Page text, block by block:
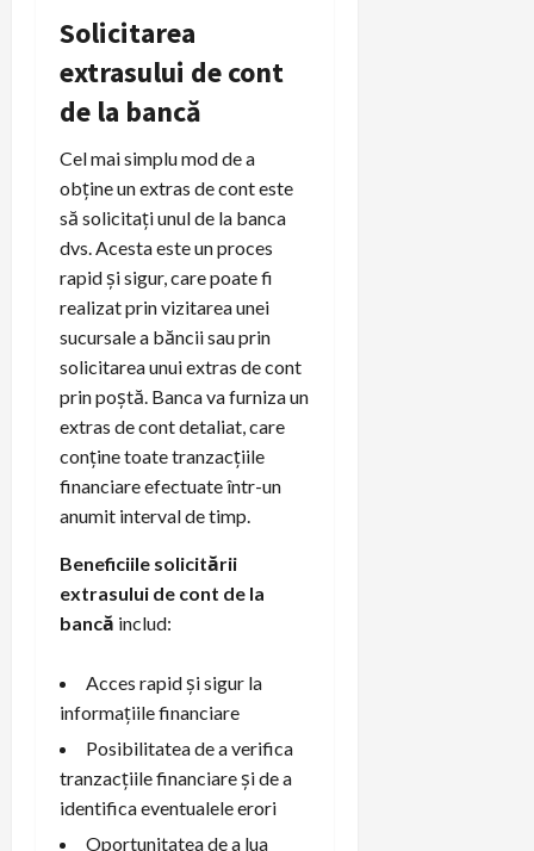
Solicitarea
extrasului de cont
de la bancă
Cel mai simplu mod de a
obține un extras de cont este
să solicitați unul de la banca
dvs. Acesta este un proces
rapid și sigur, care poate fi
realizat prin vizitarea unei
sucursale a băncii sau prin
solicitarea unui extras de cont
prin poștă. Banca va furniza un
extras de cont detaliat, care
conține toate tranzacțiile
financiare efectuate într-un
anumit interval de timp.
Beneficiile solicitării
extrasului de cont de la
bancă includ:
Acces rapid și sigur la
informațiile financiare
Posibilitatea de a verifica
tranzacțiile financiare și de a
identifica eventualele erori
Oportunitatea de a lua